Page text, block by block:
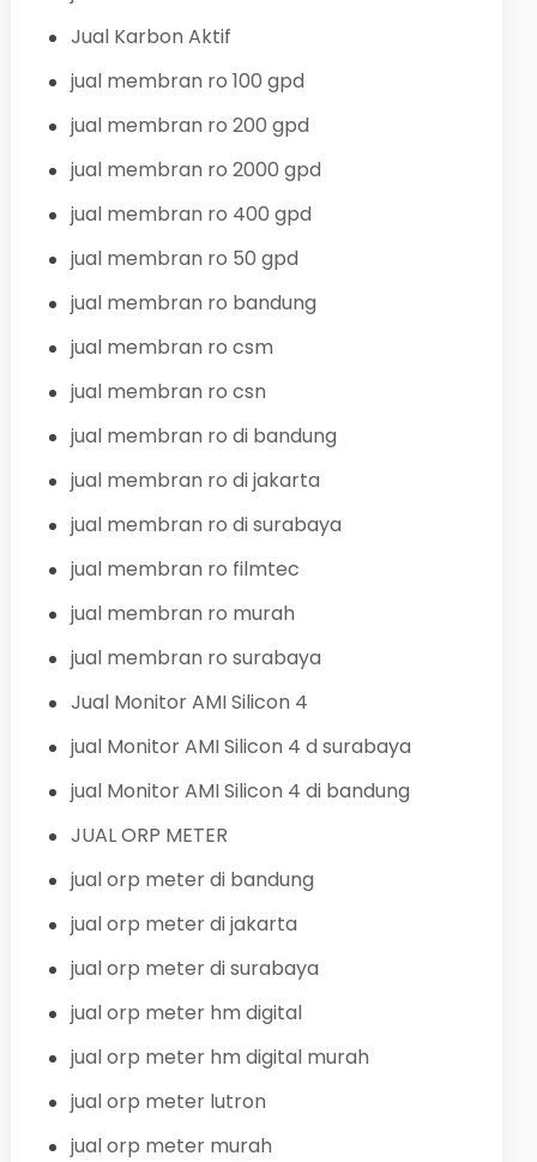
Jual Karbon Aktif
jual membran ro 100 gpd
jual membran ro 200 gpd
jual membran ro 2000 gpd
jual membran ro 400 gpd
jual membran ro 50 gpd
jual membran ro bandung
jual membran ro csm
jual membran ro csn
jual membran ro di bandung
jual membran ro di jakarta
jual membran ro di surabaya
jual membran ro filmtec
jual membran ro murah
jual membran ro surabaya
Jual Monitor AMI Silicon 4
jual Monitor AMI Silicon 4 d surabaya
jual Monitor AMI Silicon 4 di bandung
JUAL ORP METER
jual orp meter di bandung
jual orp meter di jakarta
jual orp meter di surabaya
jual orp meter hm digital
jual orp meter hm digital murah
jual orp meter lutron
jual orp meter murah